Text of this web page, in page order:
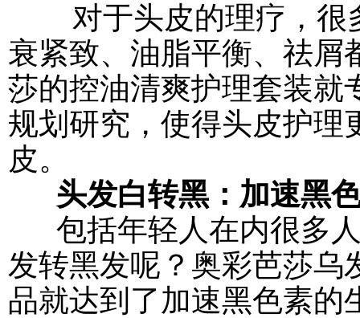
对于头皮的理疗，很
衰紧致、油脂平衡、祛屑
莎的控油清爽护理套装就
规划研究，使得头皮护理
皮。
头发白转黑：加速黑
包括年轻人在内很多人
发转黑发呢？奥彩芭莎乌
品就达到了加速黑色素的